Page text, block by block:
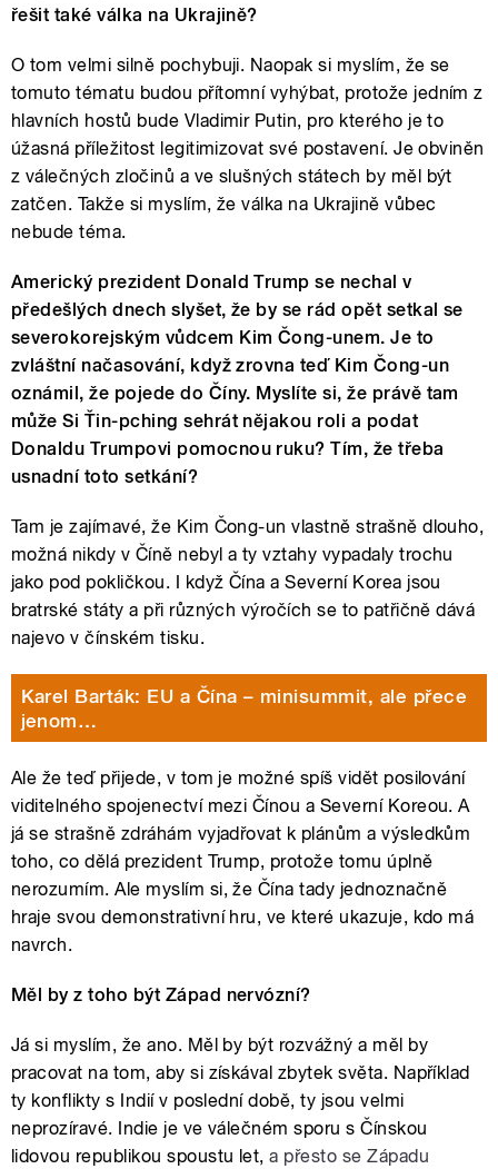
řešit také válka na Ukrajině?
O tom velmi silně pochybuji. Naopak si myslím, že se
tomuto tématu budou přítomní vyhýbat, protože jedním z
hlavních hostů bude Vladimir Putin, pro kterého je to
úžasná příležitost legitimizovat své postavení. Je obviněn
z válečných zločinů a ve slušných státech by měl být
zatčen. Takže si myslím, že válka na Ukrajině vůbec
nebude téma.
Americký prezident Donald Trump se nechal v
předešlých dnech slyšet, že by se rád opět setkal se
severokorejským vůdcem Kim Čong-unem. Je to
zvláštní načasování, když zrovna teď Kim Čong-un
oznámil, že pojede do Číny. Myslíte si, že právě tam
může Si Ťin-pching sehrát nějakou roli a podat
Donaldu Trumpovi pomocnou ruku? Tím, že třeba
usnadní toto setkání?
Tam je zajímavé, že Kim Čong-un vlastně strašně dlouho,
možná nikdy v Číně nebyl a ty vztahy vypadaly trochu
jako pod pokličkou. I když Čína a Severní Korea jsou
bratrské státy a při různých výročích se to patřičně dává
najevo v čínském tisku.
Karel Barták: EU a Čína – minisummit, ale přece
jenom…
Ale že teď přijede, v tom je možné spíš vidět posilování
viditelného spojenectví mezi Čínou a Severní Koreou. A
já se strašně zdráhám vyjadřovat k plánům a výsledkům
toho, co dělá prezident Trump, protože tomu úplně
nerozumím. Ale myslím si, že Čína tady jednoznačně
hraje svou demonstrativní hru, ve které ukazuje, kdo má
navrch.
Měl by z toho být Západ nervózní?
Já si myslím, že ano. Měl by být rozvážný a měl by
pracovat na tom, aby si získával zbytek světa. Například
ty konflikty s Indií v poslední době, ty jsou velmi
neprozíravé. Indie je ve válečném sporu s Čínskou
lidovou republikou spoustu let,a přesto se Západu